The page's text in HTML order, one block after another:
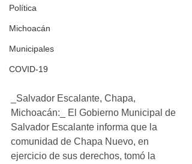
Política
Michoacán
Municipales
COVID-19
_Salvador Escalante, Chapa,
Michoacán:_ El Gobierno Municipal de
Salvador Escalante informa que la
comunidad de Chapa Nuevo, en
ejercicio de sus derechos, tomó la